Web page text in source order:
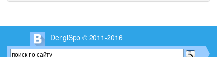
DengiSpb © 2011-2016